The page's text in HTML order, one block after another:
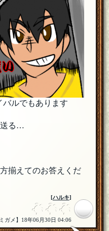
ルでもあります
送る…
揃えてのお答えくだ
[ハルキ]
ミガメ】18年06月30日 04:06